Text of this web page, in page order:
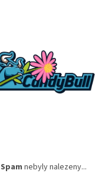
Spam nebyly nalezeny...